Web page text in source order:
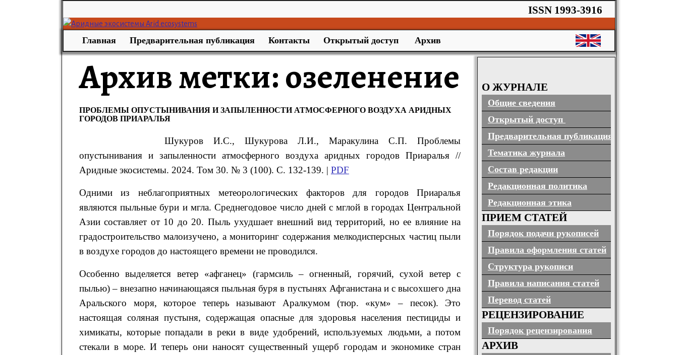
ISSN 1993-3916
Главная Предварительная публикация Контакты Открытый доступ Архив
Архив метки:озеленение
ПРОБЛЕМЫ ОПУСТЫНИВАНИЯ И ЗАПЫЛЕННОСТИ АТМОСФЕРНОГО ВОЗДУХА АРИДНЫХ
ГОРОДОВ ПРИАРАЛЬЯ
Шукуров И.С., Шукурова Л.И., МаракулинаС.П.Проблемы
опустынивания и запыленности атмосферного воздухааридных городов Приаралья//
Аридные экосистемы. 2024. Том 30. № 3 (100). С. 132-139. | PDF
Одними из неблагоприятных метеорологических факторов для городов Приаралья
являются пыльные бури и мгла. Среднегодовое число дней с мглой в городах Центральной
Азии составляет от 10 до 20. Пыль ухудшает внешний вид территорий, но ее влияние на
градостроительство малоизучено, а мониторинг содержания мелкодисперсных частиц пыли
в воздухе городов до настоящего времени не проводился.
Особенно выделяется ветер «афганец» (гармсиль – огненный, горячий, сухой ветер с
пылью) – внезапно начинающаяся пыльная буря в пустынях Афганистана и с высохшего дна
Аральского моря, которое теперь называют Аралкумом (тюр. «кум» – песок). Это
настоящая соляная пустыня, содержащая опасные для здоровья населения пестициды и
химикаты, которые попадали в реки в виде удобрений, используемых людьми, а потом
стекали в море. И теперь они наносят существенный ущерб городам и экономике стран
О ЖУРНАЛЕ
Общие сведения
Открытый доступ
Предварительная публикация
Тематика журнала
Состав редакции
Редакционная политика
Редакционная этика
ПРИЕМ СТАТЕЙ
Порядок подачи рукописей
Правила оформления статей
Структура рукописи
Правила написания статей
Перевод статей
РЕЦЕНЗИРОВАНИЕ
Порядок рецензирования
АРХИВ